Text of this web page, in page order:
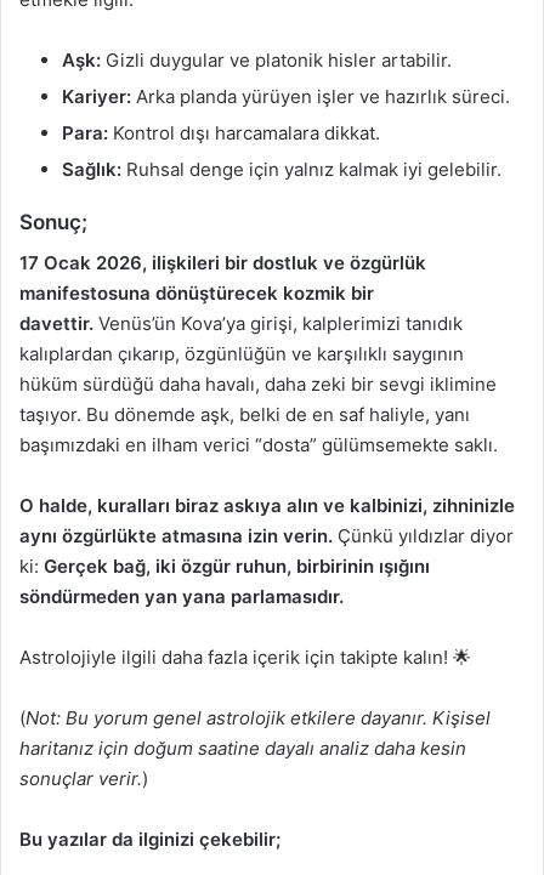
Aşk: Gizli duygular ve platonik hisler artabilir.
Kariyer: Arka planda yürüyen işler ve hazırlık süreci.
Para: Kontrol dışı harcamalara dikkat.
Sağlık: Ruhsal denge için yalnız kalmak iyi gelebilir.
Sonuç;
17 Ocak 2026, ilişkileri bir dostluk ve özgürlük
manifestosuna dönüştürecek kozmik bir
davettir. Venüs’ün Kova’ya girişi, kalplerimizi tanıdık
kalıplardan çıkarıp, özgünlüğün ve karşılıklı saygının
hüküm sürdüğü daha havalı, daha zeki bir sevgi iklimine
taşıyor. Bu dönemde aşk, belki de en saf haliyle, yanı
başımızdaki en ilham verici “dosta” gülümsemekte saklı.
O halde, kuralları biraz askıya alın ve kalbinizi, zihninizle
aynı özgürlükte atmasına izin verin. Çünkü yıldızlar diyor
ki: Gerçek bağ, iki özgür ruhun, birbirinin ışığını
söndürmeden yan yana parlamasıdır.
Astrolojiyle ilgili daha fazla içerik için takipte kalın! 🌟
(Not: Bu yorum genel astrolojik etkilere dayanır. Kişisel
haritanız için doğum saatine dayalı analiz daha kesin
sonuçlar verir.)
Bu yazılar da ilginizi çekebilir;